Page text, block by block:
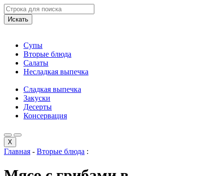
Искать
Супы
Вторые блюда
Салаты
Несладкая выпечка
Сладкая выпечка
Закуски
Десерты
Консервация
X
Главная - Вторые блюда :